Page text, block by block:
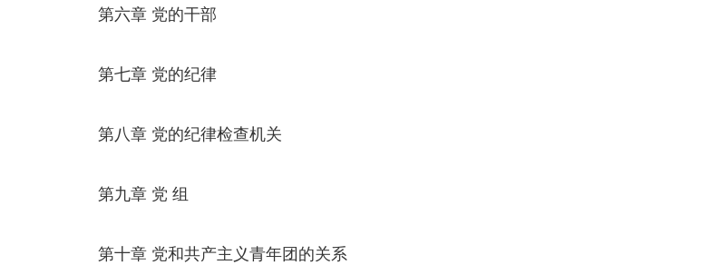
第六章 党的干部
第七章 党的纪律
第八章 党的纪律检查机关
第九章 党 组
第十章 党和共产主义青年团的关系